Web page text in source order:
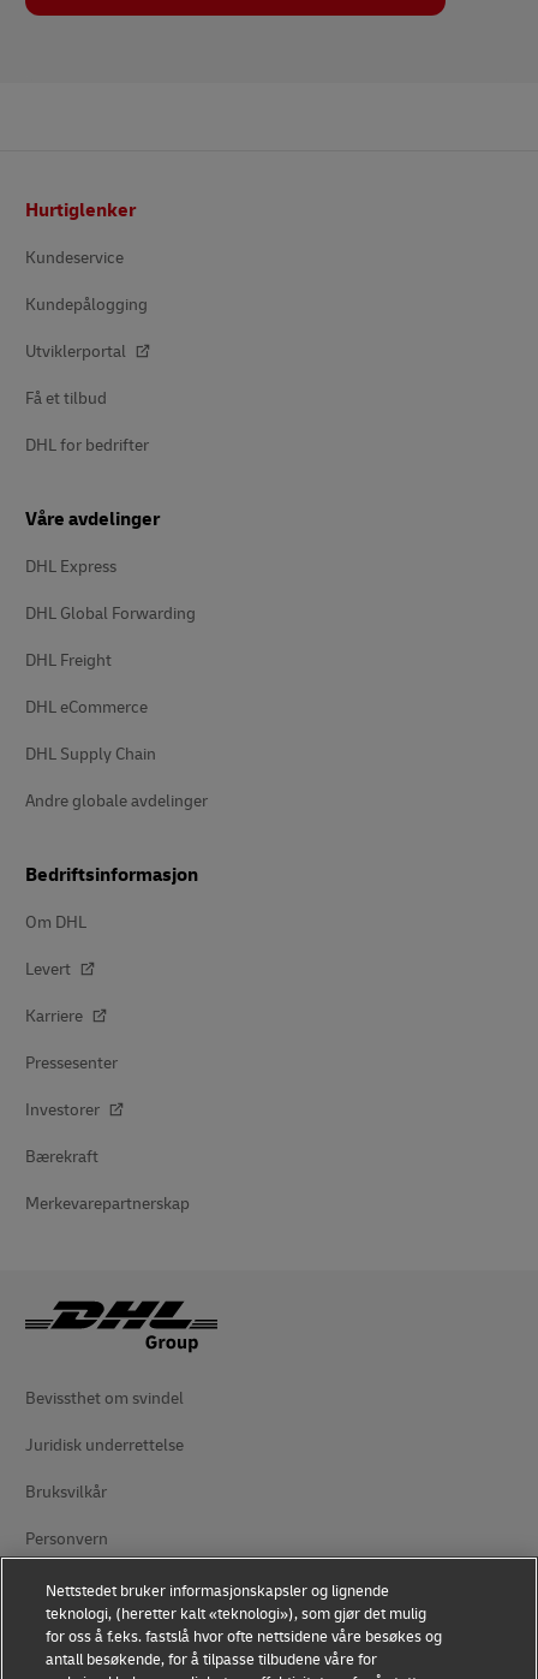
Hurtiglenker
Kundeservice
Kundepålogging
Utviklerportal
Få et tilbud
DHL for bedrifter
Våre avdelinger
DHL Express
DHL Global Forwarding
DHL Freight
DHL eCommerce
DHL Supply Chain
Andre globale avdelinger
Bedriftsinformasjon
Om DHL
Levert
Karriere
Pressesenter
Investorer
Bærekraft
Merkevarepartnerskap
Bevissthet om svindel
Juridisk underrettelse
Bruksvilkår
Personvern
Tilgjengelighet
Tilleggsinformasjon
Nettstedet bruker informasjonskapsler og lignende
teknologi, (heretter kalt «teknologi»), som gjør det mulig
for oss å f.eks. fastslå hvor ofte nettsidene våre besøkes og
antall besøkende, for å tilpasse tilbudene våre for